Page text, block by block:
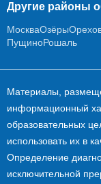
Другие районы
МоскваОзёры
ПущиноРошаль
Материалы,
информационный
образовательных
использовать их в
Определение
исключительной